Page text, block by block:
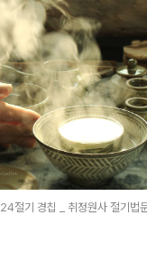
24절기 경칩 _ 취정원사 절기법